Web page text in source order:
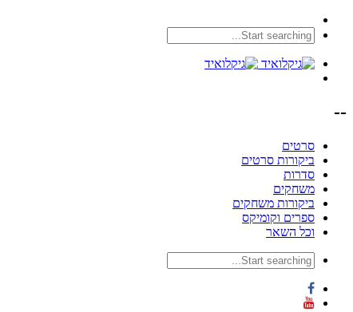
--
סרטים
ביקורות סרטים
סדרות
משחקים
ביקורות משחקים
ספרים וקומיקס
וכל השאר